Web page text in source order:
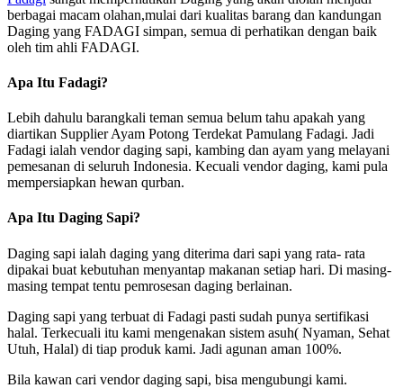
berbagai macam olahan,mulai dari kualitas barang dan kandungan
Daging yang FADAGI simpan, semua di perhatikan dengan baik
oleh tim ahli FADAGI.
Apa Itu Fadagi?
Lebih dahulu barangkali teman semua belum tahu apakah yang
diartikan Supplier Ayam Potong Terdekat Pamulang Fadagi. Jadi
Fadagi ialah vendor daging sapi, kambing dan ayam yang melayani
pemesanan di seluruh Indonesia. Kecuali vendor daging, kami pula
mempersiapkan hewan qurban.
Apa Itu Daging Sapi?
Daging sapi ialah daging yang diterima dari sapi yang rata- rata
dipakai buat kebutuhan menyantap makanan setiap hari. Di masing-
masing tempat tentu pemrosesan daging berlainan.
Daging sapi yang terbuat di Fadagi pasti sudah punya sertifikasi
halal. Terkecuali itu kami mengenakan sistem asuh( Nyaman, Sehat
Utuh, Halal) di tiap produk kami. Jadi agunan aman 100%.
Bila kawan cari vendor daging sapi, bisa mengubungi kami.